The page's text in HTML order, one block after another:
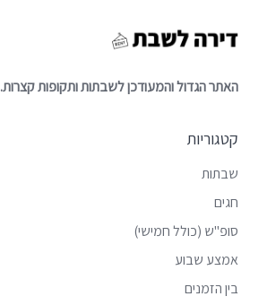
האתר הגדול והמעודכן לשבתות ותקופות קצרות.
קטגוריות
שבתות
חגים
סופ"ש (כולל חמישי)
אמצע שבוע
בין הזמנים